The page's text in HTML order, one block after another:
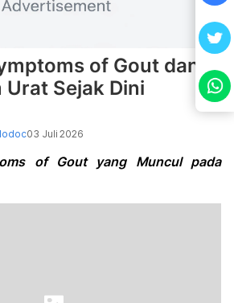
of Gout dan
Urat Sejak Dini
03 Juli 2026
of Gout yang Muncul pada